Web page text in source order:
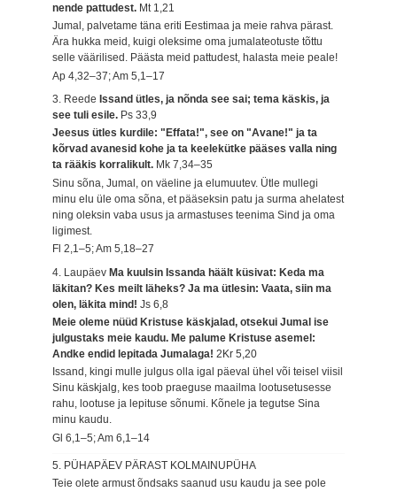
nende pattudest. Mt 1,21
Jumal, palvetame täna eriti Eestimaa ja meie rahva pärast.
Ära hukka meid, kuigi oleksime oma jumalateotuste tõttu
selle väärilised. Päästa meid pattudest, halasta meie peale!
Ap 4,32–37; Am 5,1–17
3. Reede Issand ütles, ja nõnda see sai; tema käskis, ja
see tuli esile. Ps 33,9
Jeesus ütles kurdile: "Effata!", see on "Avane!" ja ta
kõrvad avanesid kohe ja ta keelekütke pääses valla ning
ta rääkis korralikult. Mk 7,34–35
Sinu sõna, Jumal, on väeline ja elumuutev. Ütle mullegi
minu elu üle oma sõna, et pääseksin patu ja surma ahelatest
ning oleksin vaba usus ja armastuses teenima Sind ja oma
ligimest.
Fl 2,1–5; Am 5,18–27
4. LaupäevMa kuulsin Issanda häält küsivat: Keda ma
läkitan? Kes meilt läheks? Ja ma ütlesin: Vaata, siin ma
olen, läkita mind!Js 6,8
Meie oleme nüüd Kristuse käskjalad, otsekui Jumal ise
julgustaks meie kaudu. Me palume Kristuse asemel:
Andke endid lepitada Jumalaga!2Kr 5,20
Issand, kingi mulle julgus olla igal päeval ühel või teisel viisil
Sinu käskjalg, kes toob praeguse maailma lootusetusesse
rahu, lootuse ja lepituse sõnumi. Kõnele ja tegutse Sina
minu kaudu.
Gl 6,1–5; Am 6,1–14
5. PÜHAPÄEV PÄRAST KOLMAINUPÜHA
Teie olete armust õndsaks saanud usu kaudu ja see pole